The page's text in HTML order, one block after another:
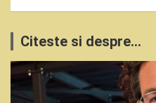
Citeste si despre...